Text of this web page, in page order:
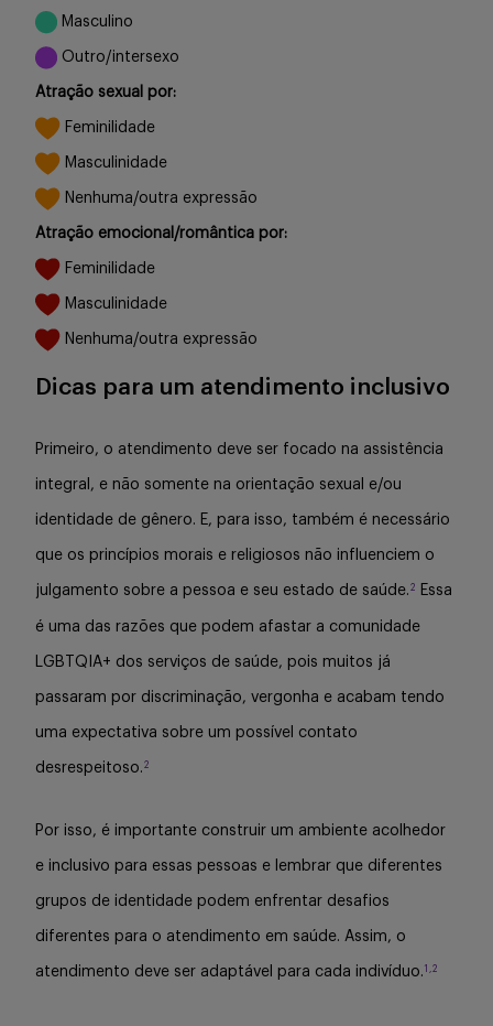
Masculino
Outro/intersexo
Atração sexual por:
Feminilidade
Masculinidade
Nenhuma/outra expressão
Atração emocional/romântica por:
Feminilidade
Masculinidade
Nenhuma/outra expressão
Dicas para um atendimento inclusivo
Primeiro, o atendimento deve ser focado na assistência
integral, e não somente na orientação sexual e/ou
identidade de gênero. E, para isso, também é necessário
que os princípios morais e religiosos não influenciem o
julgamento sobre a pessoa e seu estado de saúde. 2 Essa
é uma das razões que podem afastar a comunidade
LGBTQIA+ dos serviços de saúde, pois muitos já
passaram por discriminação, vergonha e acabam tendo
uma expectativa sobre um possível contato
desrespeitoso. 2
Por isso, é importante construir um ambiente acolhedor
e inclusivo para essas pessoas e lembrar que diferentes
grupos de identidade podem enfrentar desafios
diferentes para o atendimento em saúde. Assim, o
atendimento deve ser adaptável para cada indivíduo. 1,2